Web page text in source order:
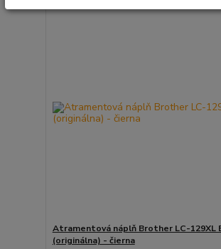
Atramentová náplň Brother LC-129XL
(originálna) - čierna